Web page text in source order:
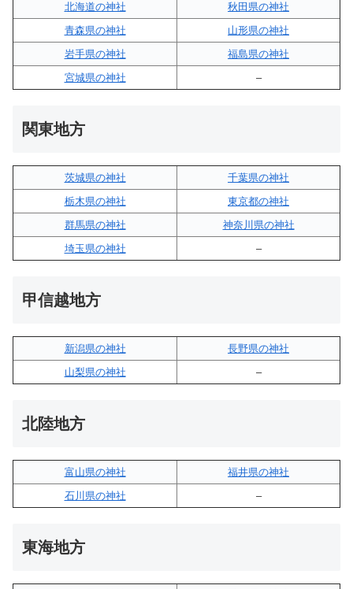
北海道の神社
秋田県の神社
青森県の神社
山形県の神社
岩手県の神社
福島県の神社
宮城県の神社
–
関東地方
茨城県の神社
千葉県の神社
栃木県の神社
東京都の神社
群馬県の神社
神奈川県の神社
埼玉県の神社
–
甲信越地方
新潟県の神社
長野県の神社
山梨県の神社
–
北陸地方
富山県の神社
福井県の神社
石川県の神社
–
東海地方